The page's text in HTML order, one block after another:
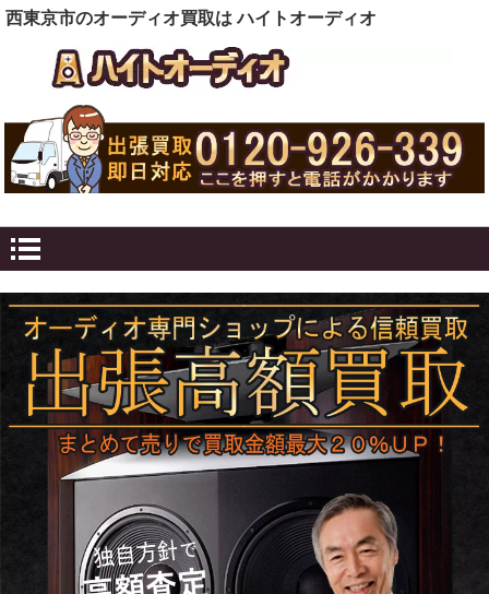
西東京市のオーディオ買取は ハイトオーディオ